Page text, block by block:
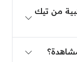
من تيك